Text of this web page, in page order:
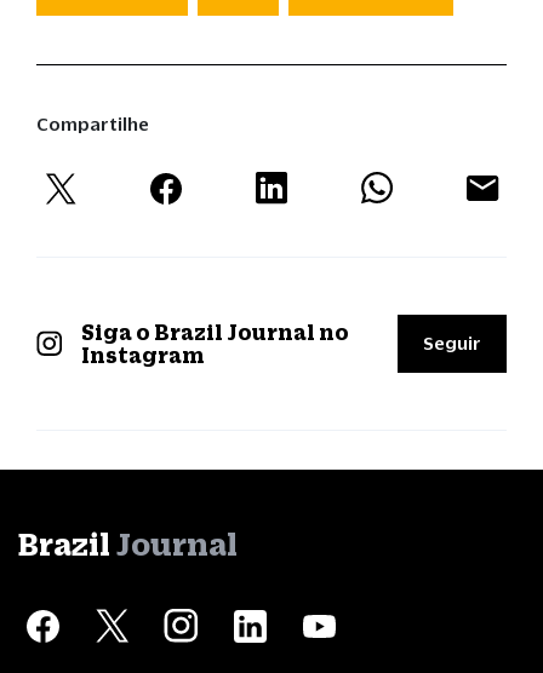
Compartilhe
Siga o Brazil Journal no
Instagram
Seguir
Brazil Journal